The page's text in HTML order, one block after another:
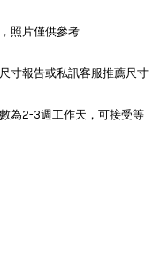
照片僅供參考
寸報告或私訊客服推薦尺寸
為2-3週工作天，可接受等